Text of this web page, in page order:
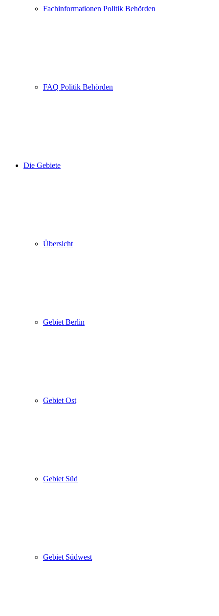
Fachinformationen Politik Behörden
FAQ Politik Behörden
Die Gebiete
Übersicht
Gebiet Berlin
Gebiet Ost
Gebiet Süd
Gebiet Südwest